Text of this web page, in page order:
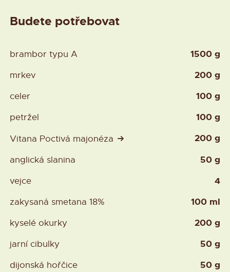
Budete potřebovat
brambor typu A 1500 g
mrkev 200 g
celer 100 g
petržel 100 g
Vitana Poctivá majonéza 200 g
anglická slanina 50 g
vejce 4
zakysaná smetana 18% 100 ml
kyselé okurky 200 g
jarní cibulky 50 g
dijonská hořčice 50 g